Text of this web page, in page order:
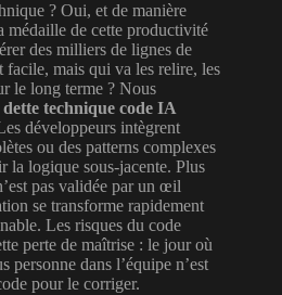
? Oui, et de manière
médaille de cette productivité
des milliers de lignes de
facile, mais qui va les relire, les
le long terme ? Nous
dette technique code IA
développeurs intègrent
ou des patterns complexes
la logique sous-jacente. Plus
pas validée par un œil
se transforme rapidement
Les risques du code
perte de maîtrise : le jour où
dans l’équipe n’est
pour le corriger.